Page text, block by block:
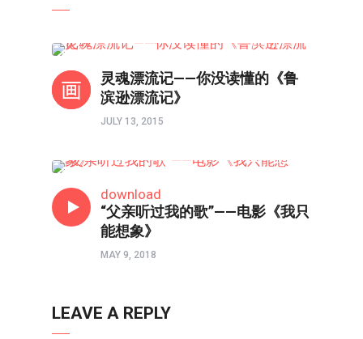
灵魂漂流记——你没读懂的《鲁
滨逊漂流记》
JULY 13, 2015
download
“父亲听过我的歌”——电影《我只
能想象》
MAY 9, 2018
LEAVE A REPLY